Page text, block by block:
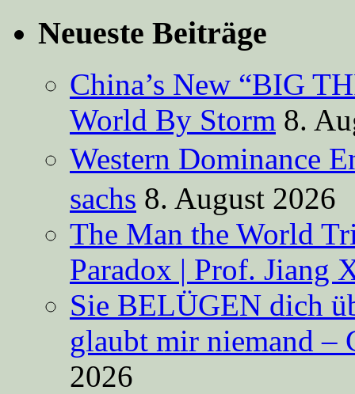
Neueste Beiträge
China’s New “BIG
World By Storm 8.
Western Dominance
sachs 8. August 2026
The Man the World
Paradox | Prof. Jiang
Sie BELÜGEN dich
glaubt mir niemand –
2026